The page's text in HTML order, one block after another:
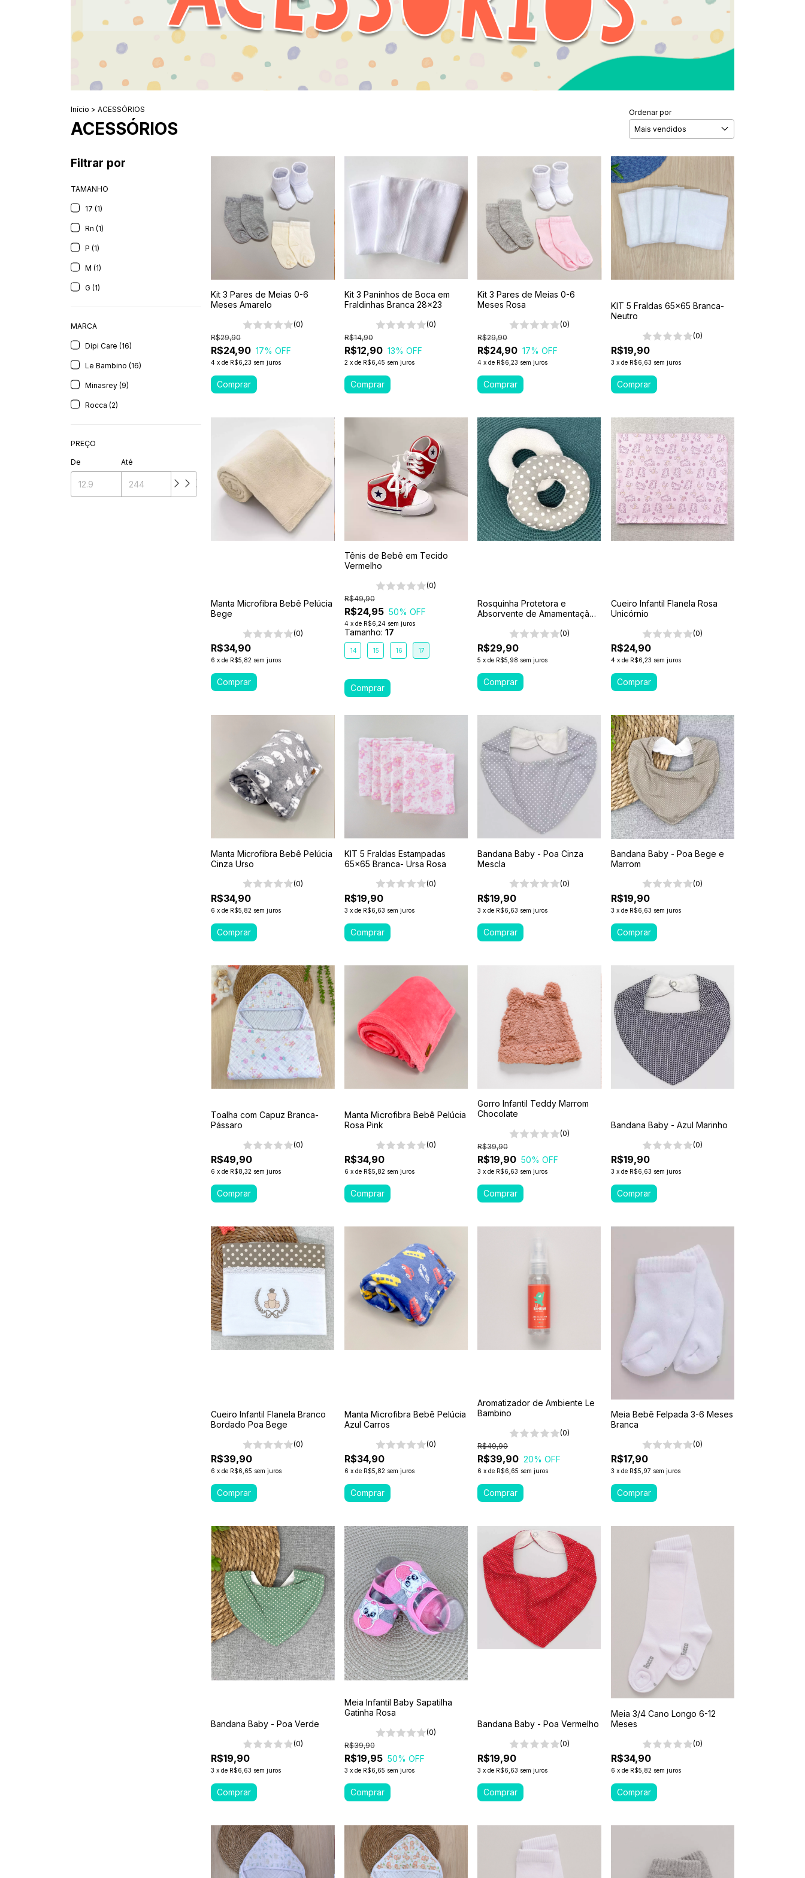
Início > ACESSÓRIOS
ACESSÓRIOS
Ordenar por
Filtrar por
TAMANHO
17 (1)
Rn (1)
P (1)
M (1)
G (1)
MARCA
Dipi Care (16)
Le Bambino (16)
Minasrey (9)
Rocca (2)
PREÇO
De Até
Kit 3 Pares de Meias 0-6
Meses Amarelo
(0)
R$24,90
R$29,90
17% OFF
4 xde R$6,23 sem juros
Kit 3 Paninhos de Boca em
Fraldinhas Branca 28x23
(0)
R$12,90
R$14,90
13% OFF
2 x de R$6,45 sem juros
Kit 3 Pares de Meias 0-6
Meses Rosa
(0)
R$24,90
R$29,90
17% OFF
4 xde R$6,23 sem juros
KIT 5 Fraldas 65x65 Branca-
Neutro
(0)
R$19,90
3 x de R$6,63 sem juros
Manta Microfibra Bebê Pelúcia
Bege
(0)
R$34,90
6 xde R$5,82 sem juros
Tênis de Bebê em Tecido
Vermelho
(0)
R$24,95
R$49,90
50% OFF
4 x de R$6,24 sem juros
Tamanho: 17
14 15 16 17
Rosquinha Protetora e
Absorvente de Amamentação
(0)
R$29,90
5 xde R$5,98 sem juros
Cueiro Infantil Flanela Rosa
Unicórnio
(0)
R$24,90
4 x de R$6,23 sem juros
Manta Microfibra Bebê Pelúcia
Cinza Urso
(0)
R$34,90
6 xde R$5,82 sem juros
KIT 5 Fraldas Estampadas
65x65 Branca- Ursa Rosa
(0)
R$19,90
3 x de R$6,63 sem juros
Bandana Baby - Poa Cinza
Mescla
(0)
R$19,90
3 xde R$6,63 sem juros
Bandana Baby - Poa Bege e
Marrom
(0)
R$19,90
3 x de R$6,63 sem juros
Toalha com Capuz Branca-
Pássaro
(0)
R$49,90
6 xde R$8,32 sem juros
Manta Microfibra Bebê Pelúcia
Rosa Pink
(0)
R$34,90
6 x de R$5,82 sem juros
Gorro Infantil Teddy Marrom
Chocolate
(0)
R$19,90
R$39,90
50% OFF
3 xde R$6,63 sem juros
Bandana Baby - Azul Marinho
(0)
R$19,90
3 x de R$6,63 sem juros
Cueiro Infantil Flanela Branco
Bordado Poa Bege
(0)
R$39,90
6 xde R$6,65 sem juros
Manta Microfibra Bebê Pelúcia
Azul Carros
(0)
R$34,90
6 x de R$5,82 sem juros
Aromatizador de Ambiente Le
Bambino
(0)
R$39,90
R$49,90
20% OFF
6 xde R$6,65 sem juros
Meia Bebê Felpada 3-6 Meses
Branca
(0)
R$17,90
3 x de R$5,97 sem juros
Bandana Baby - Poa Verde
(0)
R$19,90
3 xde R$6,63 sem juros
Meia Infantil Baby Sapatilha
Gatinha Rosa
(0)
R$19,95
R$39,90
50% OFF
3 x de R$6,65 sem juros
Bandana Baby - Poa Vermelho
(0)
R$19,90
3 xde R$6,63 sem juros
Meia 3/4 Cano Longo 6-12
Meses
(0)
R$34,90
6 x de R$5,82 sem juros